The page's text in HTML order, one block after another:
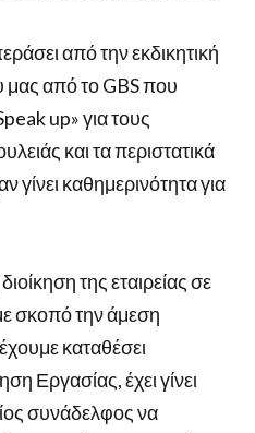
από την εκδικητική
από το GBS που
up» για τους
και τα περιστατικά
γίνει καθημερινότητα για
της εταιρείας σε
σκοπό την άμεση
καταθέσει
Εργασίας, έχει γίνει
συνάδελφος να